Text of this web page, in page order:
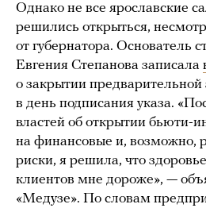
Однако не все ярославские
решились открыться,
от губернатора. Основатель
Евгения Степанова записала
о закрытии предварительной
в день подписания указа.
властей об открытии бьюти-
на финансовые и, возможно,
риски, я решила, что
клиентов мне дороже», —
«Медузе». По словам